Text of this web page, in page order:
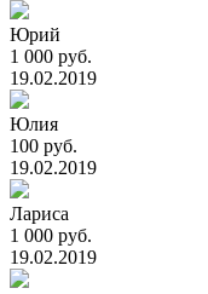
Юрий
1 000 руб.
19.02.2019
Юлия
100 руб.
19.02.2019
Лариса
1 000 руб.
19.02.2019